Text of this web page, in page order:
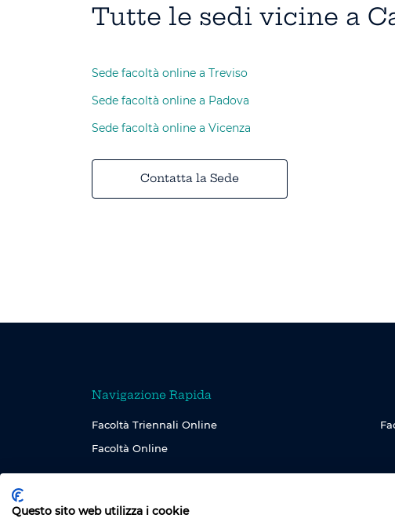
Tutte le sedi vicine a
Sede facoltà online a Treviso
Sede facoltà online a Padova
Sede facoltà online a Vicenza
Contatta la Sede
Navigazione Rapida
Facoltà Triennali Online
Facoltà Online
Questo sito web utilizza i cookie